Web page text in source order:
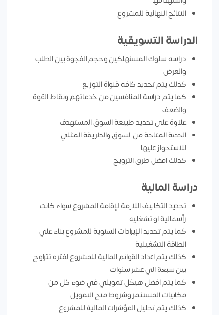
النتائج النهائية للمشروع
الدراسة التسويقية
دراسه سلوك المستهلكين وحجم الفجوة بين الطلب
والعرض
كذلك يتم تحديد كافه قنواة التوزيع
كما يتم دراسة المنافسين من خدماتهم ونقاط القوة
والضعف
علاوة على تحديد طبيعة السوق المستهدف
الحصة المتاحة من السوق والطريقة المثلي
للاستحواز عليها
كذلك افضل طرق الترويج
دراسة المالية
تحديد التكاليف اللازمة لإقامة المشروع سواء كانت
رأسمالية او تشغليه
كما يتم تحديد الإيرادات السنوية للمشروع بناء علي
الطاقة التشغيلية
كذلك يتم اعداد القوائم المالية للمشروع لفتره تتراوح
بين سبعة الي عشر سنوات
كما يتم افضل هيكل تمويلي في ضوء كل من
مكانيات المستثمر وشروط منح التمويل
كذلك يتم تحليل المؤشرات المالية للمشروع